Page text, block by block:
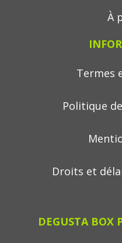
À
Termes
Politique
Droits et
DEGUSTA BOX